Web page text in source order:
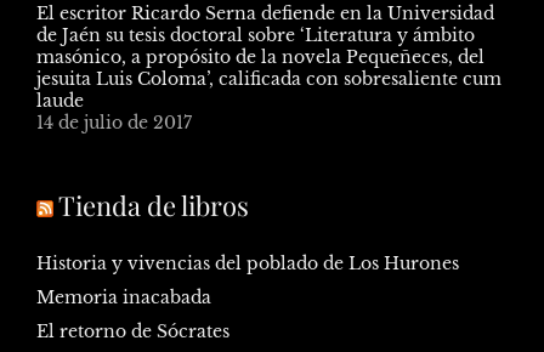
El escritor Ricardo Serna defiende en la Universidad
de Jaén su tesis doctoral sobre ‘Literatura y ámbito
masónico, a propósito de la novela Pequeñeces, del
jesuita Luis Coloma’, calificada con sobresaliente cum
laude
14 de julio de 2017
Tienda de libros
Historia y vivencias del poblado de Los Hurones
Memoria inacabada
El retorno de Sócrates